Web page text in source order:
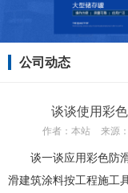
公司动态
谈谈使用彩
作者： 本站 来源：
谈一谈应用彩色
滑建筑涂料按工程施工